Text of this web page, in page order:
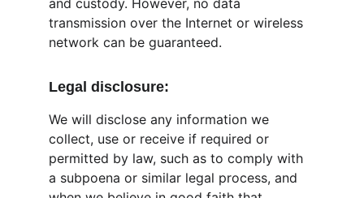
and custody. However, no data
transmission over the Internet or wireless
network can be guaranteed.
Legal disclosure:
We will disclose any information we
collect, use or receive if required or
permitted by law, such as to comply with
a subpoena or similar legal process, and